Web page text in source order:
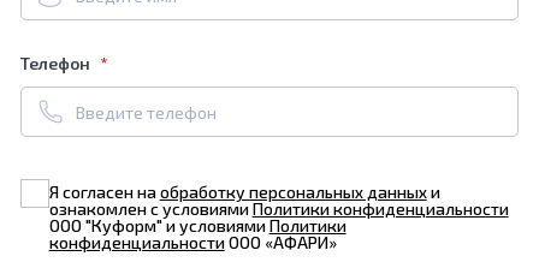
Телефон
Я согласен наобработку персональных данныхи
ознакомлен с условиямиПолитики конфиденциальности
ООО "Куформ" и условиямиПолитики
конфиденциальностиООО «АФАРИ»